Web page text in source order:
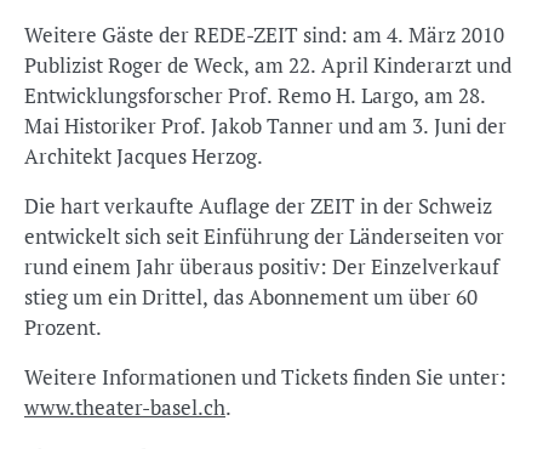
Weitere Gäste der REDE-ZEIT sind: am 4. März 2010
Publizist Roger de Weck, am 22. April Kinderarzt und
Entwicklungsforscher Prof. Remo H. Largo, am 28.
Mai Historiker Prof. Jakob Tanner und am 3. Juni der
Architekt Jacques Herzog.
Die hart verkaufte Auflage der ZEIT in der Schweiz
entwickelt sich seit Einführung der Länderseiten vor
rund einem Jahr überaus positiv: Der Einzelverkauf
stieg um ein Drittel, das Abonnement um über 60
Prozent.
Weitere Informationen und Tickets finden Sie unter:
www.theater-basel.ch.